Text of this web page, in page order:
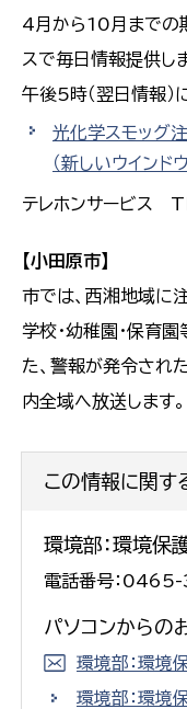
4月から10月までの
スで毎日情報提供し
午後5時（翌日情報）
光化学スモッグ
（新しいウインド
テレホンサービ
【小田原市】
市では、西湘地域に
学校・幼稚園・保育
た、警報が発令され
内全域へ放送します。
この情報に関す
環境部：環境保
電話番号：
パソコンからの
環境部：環境
環境部：環境